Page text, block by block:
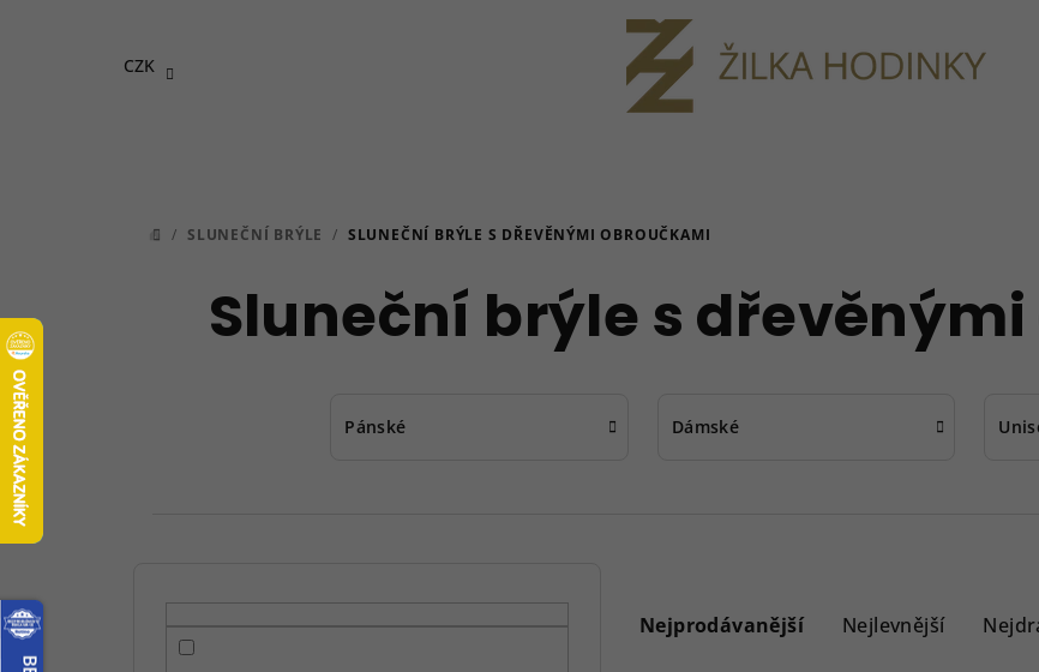
CZK
DOMŮ
/ SLUNEČNÍ BRÝLE / SLUNEČNÍ BRÝLE S DŘEVĚNÝMI OBROUČKAMI
Sluneční brýle s
Pánské Dámské
a
Nejprodávanější Nejlevnější